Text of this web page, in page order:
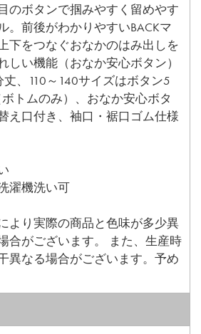
のボタンで掴みやすく留めやす
。前後がわかりやすいBACKマ
下をつなぐおなかのはみ出しを
しい機能（おなか安心ボタン）
丈、110～140サイズはボタン5
トムのみ）、おなか安心ボタ
え口付き、袖口・裾口ゴム仕様
濯機洗い可
より実際の商品と色味が多少異
合がございます。 また、生産時
異なる場合がございます。予め